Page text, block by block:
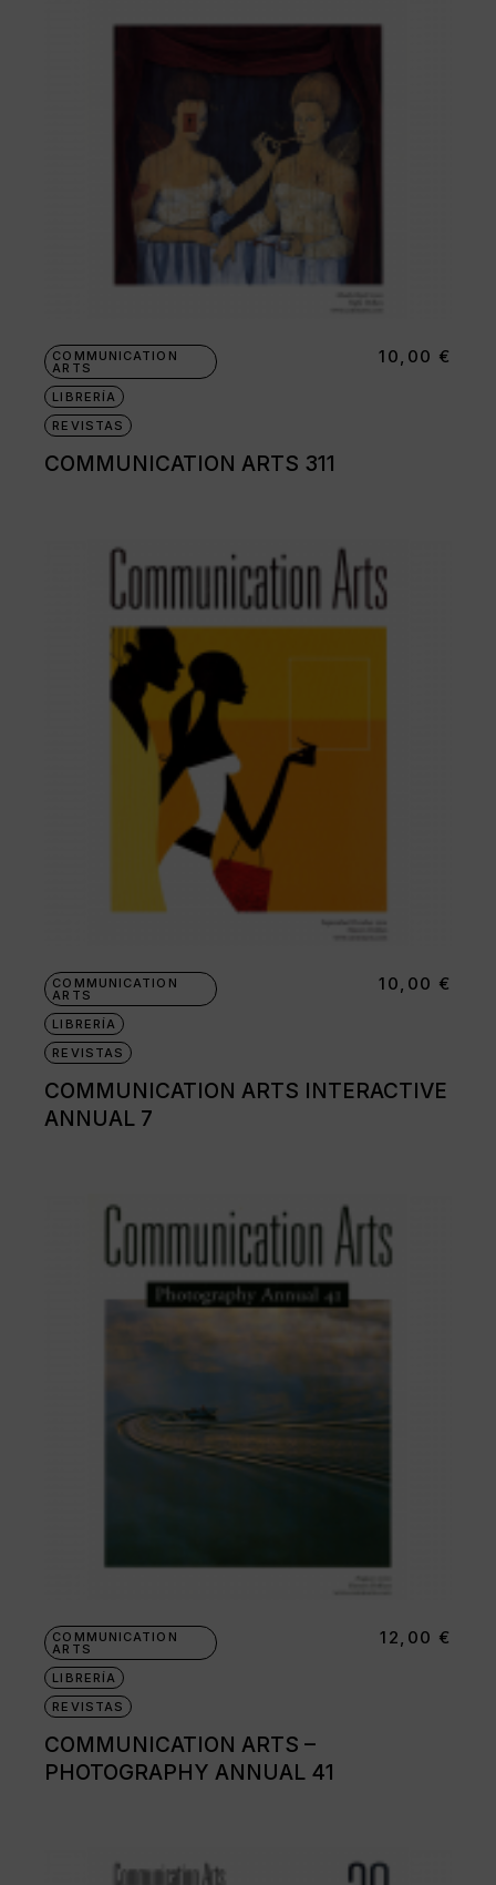
COMMUNICATION
ARTS
LIBRERÍA
REVISTAS
COMMUNICATION ARTS 311
10,00 €
COMMUNICATION
ARTS
LIBRERÍA
REVISTAS
COMMUNICATION ARTS INTERACTIVE
ANNUAL 7
10,00 €
COMMUNICATION
ARTS
LIBRERÍA
REVISTAS
COMMUNICATION ARTS –
PHOTOGRAPHY ANNUAL 41
12,00 €